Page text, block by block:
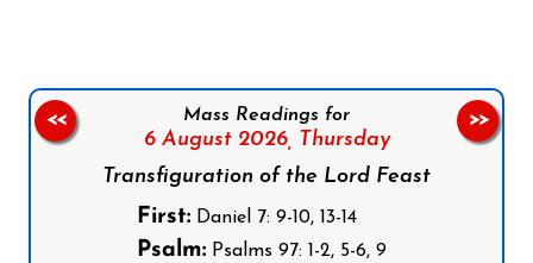
Mass Readings for
6 August 2026, Thursday
Transfiguration of the Lord Feast
First:Daniel 7: 9-10, 13-14
Psalm:Psalms 97: 1-2, 5-6, 9
<< >>